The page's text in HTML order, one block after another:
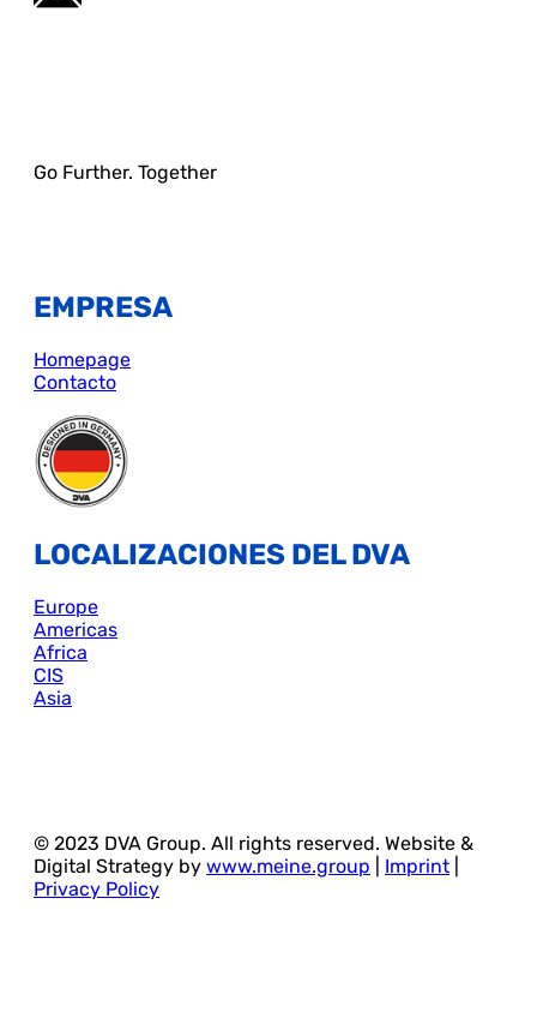
Go Further. Together
EMPRESA
Homepage
Contacto
LOCALIZACIONES DEL DVA
Europe
Americas
Africa
CIS
Asia
© 2023 DVA Group. All rights reserved. Website &
Digital Strategy by www.meine.group Imprint
Privacy Policy